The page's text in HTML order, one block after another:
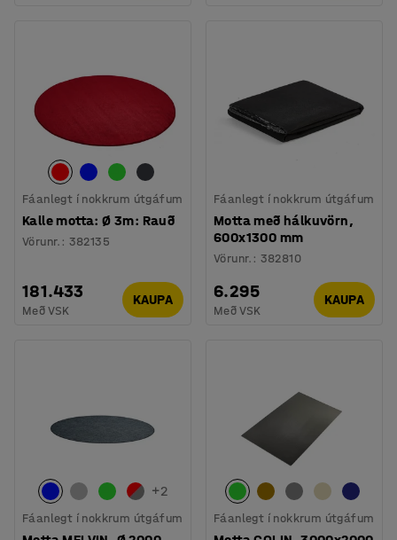
Fáanlegt í nokkrum útgáfum
Kalle motta: Ø 3m: Rauð
Vörunr. : 382135
181.433
Með VSK
KAUPA
Fáanlegt í nokkrum útgáfum
Motta með hálkuvörn,
600x1300 mm
Vörunr. : 382810
6.295
Með VSK
KAUPA
+2
Fáanlegt í nokkrum útgáfum Fáanlegt í nokkrum útgáfum